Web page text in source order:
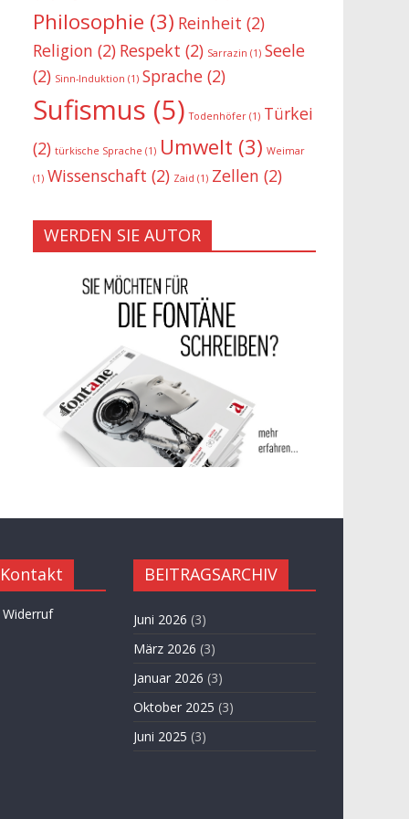
Philosophie (3) Reinheit (2)
Religion (2) Respekt (2) Sarrazin (1) Seele
(2) Sinn-Induktion (1) Sprache (2)
Sufismus (5) Todenhöfer (1) Türkei
(2) türkische Sprache (1) Umwelt (3) Weimar
(1) Wissenschaft (2) Zaid (1) Zellen (2)
WERDEN SIE AUTOR
BEITRAGSARCHIV
Juni 2026 (3)
März 2026 (3)
Januar 2026 (3)
Oktober 2025 (3)
Juni 2025 (3)